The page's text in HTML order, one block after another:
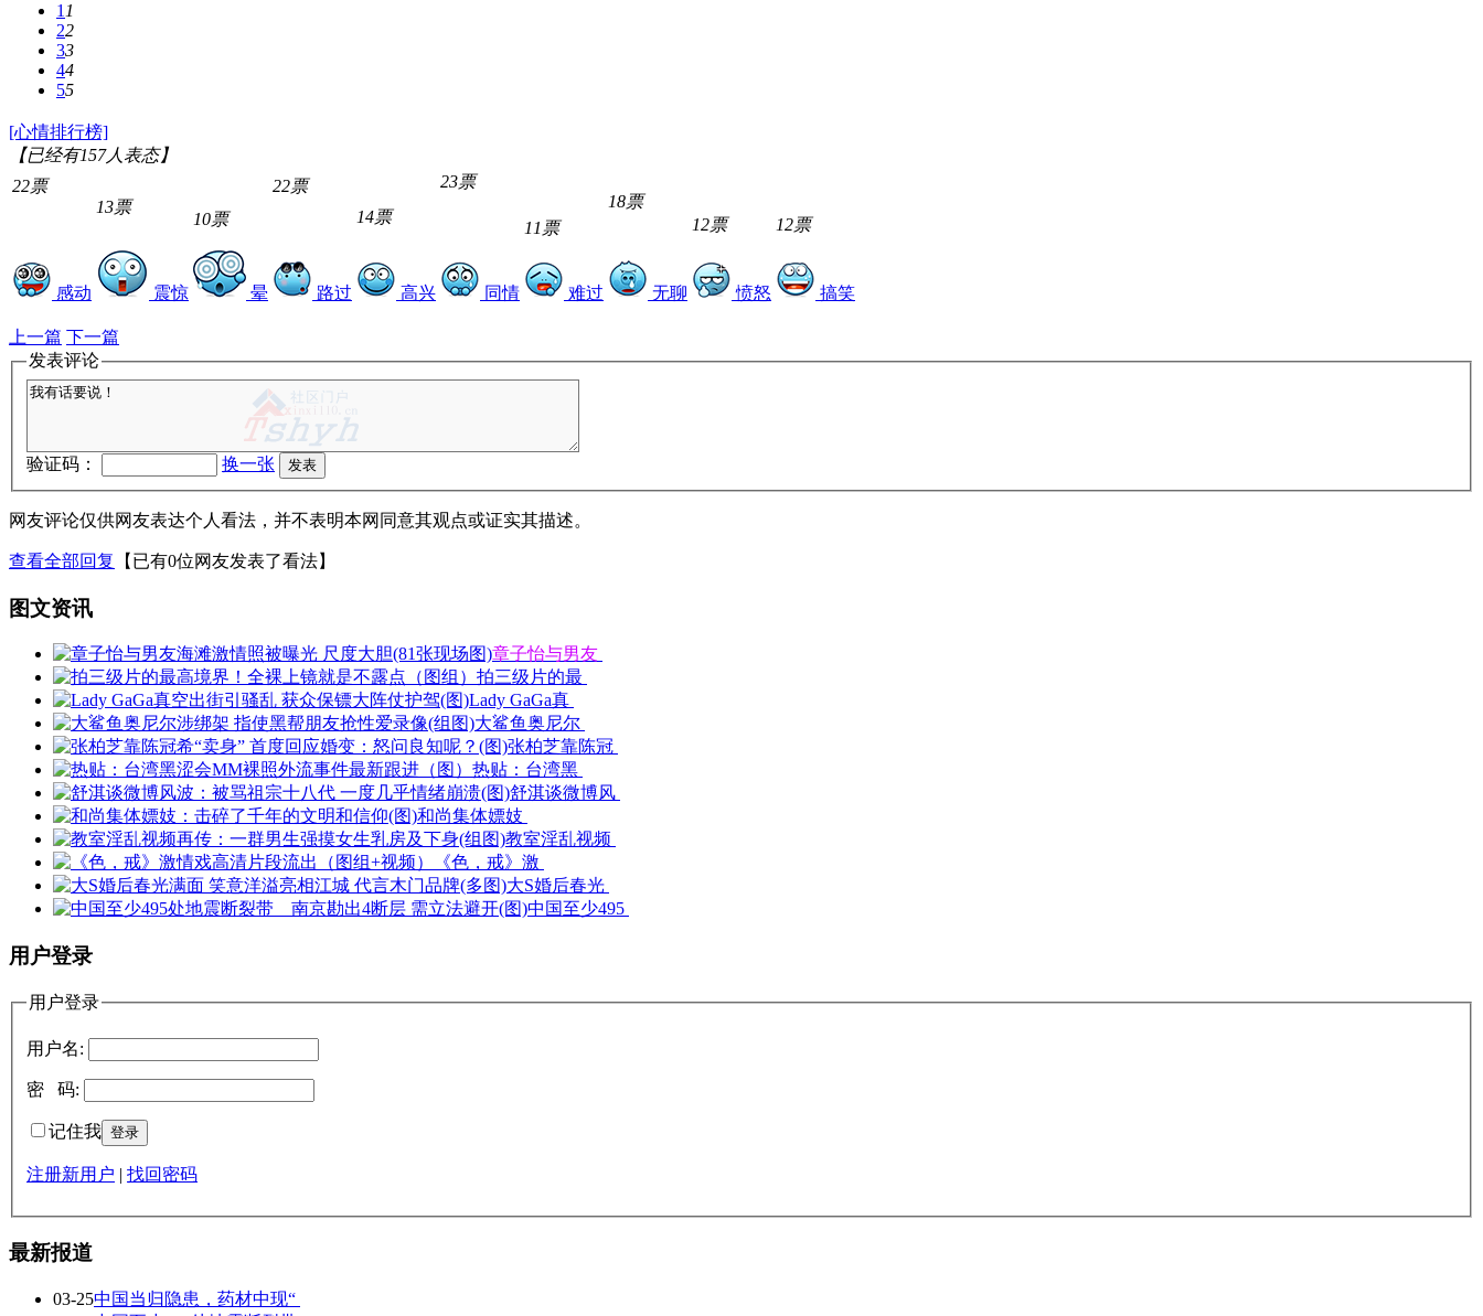
11
22
33
44
55
[心情排行榜]
【已经有157人表态】
22票
感动
13票
震惊
10票
晕
22票
路过
14票
高兴
23票
同情
11票
难过
18票
无聊
12票
愤怒
12票
搞笑
上一篇 下一篇
发表评论
验证码： 换一张
网友评论仅供网友表达个人看法，并不表明本网同意其观点或证实其描述。
查看全部回复 【已有0位网友发表了看法】
图文资讯
章子怡与男友
拍三级片的最
Lady GaGa真
大鲨鱼奥尼尔
张柏芝靠陈冠
热贴：台湾黑
舒淇谈微博风
和尚集体嫖妓
教室淫乱视频
《色，戒》激
大S婚后春光
中国至少495
用户登录
用户登录
用户名:
密 码:
记住我
注册新用户 找回密码
最新报道
03-25中国当归隐患，药材中现“